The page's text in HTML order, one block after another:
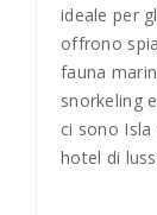
ideale per
offrono
fauna
snorkeling
ci sono
hotel di